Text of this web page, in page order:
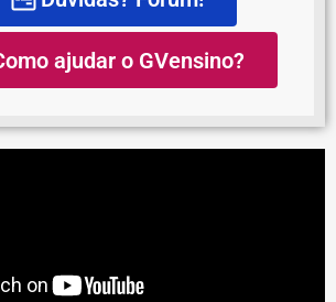
ajudar o GVensino?